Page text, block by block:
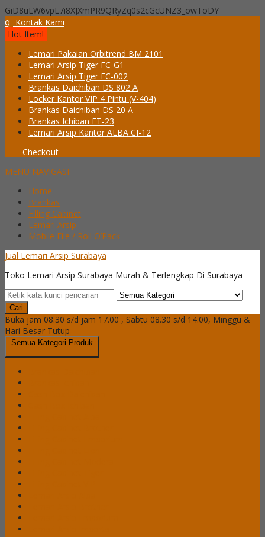
GiD8uLW6vpL7i8XJXmPR9QRyZq0s2cGcUNZ3_owToDY
q Kontak Kami
Hot Item!
Lemari Pakaian Orbitrend BM 2101
Lemari Arsip Tiger FC-G1
Lemari Arsip Tiger FC-002
Brankas Daichiban DS 802 A
Locker Kantor VIP 4 Pintu (V-404)
Brankas Daichiban DS 20 A
Brankas Ichiban FT-23
Lemari Arsip Kantor ALBA CI-12
Checkout
MENU NAVIGASI
Home
Brankas
Filling Cabinet
Lemari Arsip
Mobile File / Roll O’Pack
Jual Lemari Arsip Surabaya
Toko Lemari Arsip Surabaya Murah & Terlengkap Di Surabaya
Cari
Buka jam 08.30 s/d jam 17.00 , Sabtu 08.30 s/d 14.00, Minggu &
Hari Besar Tutup
Semua Kategori Produk